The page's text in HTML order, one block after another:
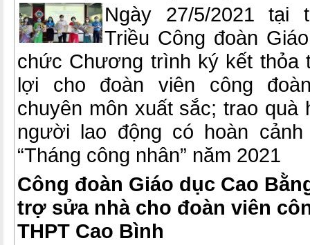
Ngày 27/5/2021 tại
Triều Công đoàn
chức Chương trình ký kết thỏa
lợi cho đoàn viên công
chuyên môn xuất sắc; trao quà
người lao động có hoàn
“Tháng công nhân” năm 2021
Công đoàn Giáo dục Cao
trợ sửa nhà cho đoàn viên
THPT Cao Bình